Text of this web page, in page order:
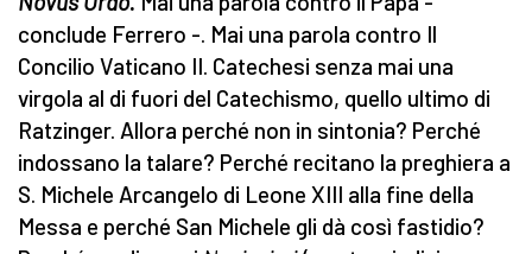
conclude Ferrero -. Mai una parola contro Il
Concilio Vaticano II. Catechesi senza mai una
virgola al di fuori del Catechismo, quello ultimo di
Ratzinger. Allora perché non in sintonia? Perché
indossano la talare? Perché recitano la preghiera a
S. Michele Arcangelo di Leone XIII alla fine della
Messa e perché San Michele gli dà così fastidio?